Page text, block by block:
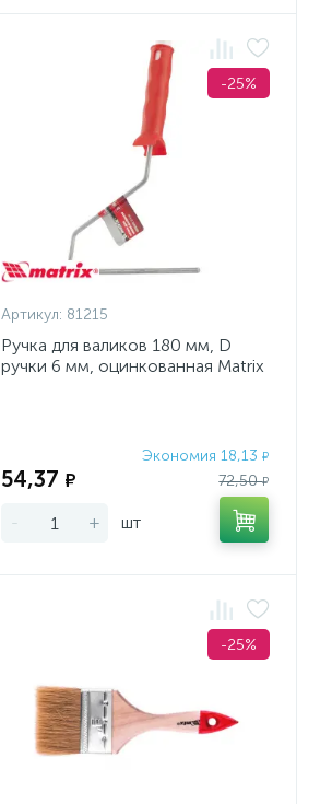
-25%
Артикул: 81215
Ручка для валиков 180 мм, D
ручки 6 мм, оцинкованная Matrix
Экономия 18,13₽
54,37 ₽ 72,50₽
- + шт
-25%